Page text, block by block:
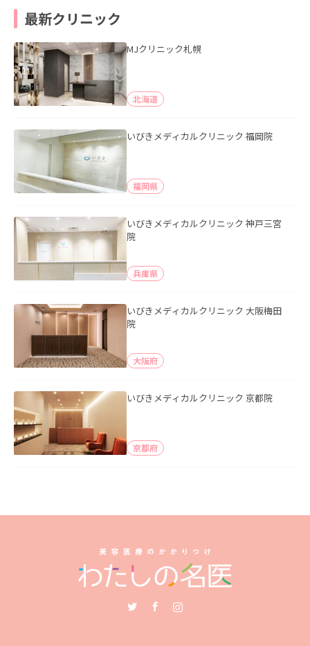
最新クリニック
MJクリニック札幌
北海道
いびきメディカルクリニック 福岡院
福岡県
いびきメディカルクリニック 神戸三宮
院
兵庫県
いびきメディカルクリニック 大阪梅田
院
大阪府
いびきメディカルクリニック 京都院
京都府